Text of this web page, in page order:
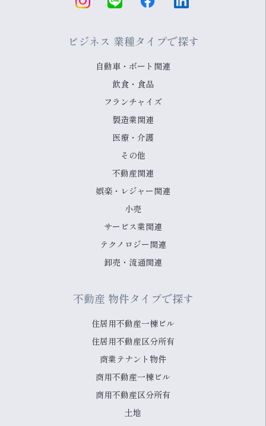
不動産 物件タイプで探す
住居用不動産一棟ビル
住居用不動産区分所有
商業テナント物件
商用不動産一棟ビル
商用不動産区分所有
土地
ビジネス 業種タイプで探す
自動車・ボート関連
飲食・食品
フランチャイズ
製造業関連
医療・介護
その他
不動産関連
娯楽・レジャー関連
小売
サービス業関連
テクノロジー関連
卸売・流通関連